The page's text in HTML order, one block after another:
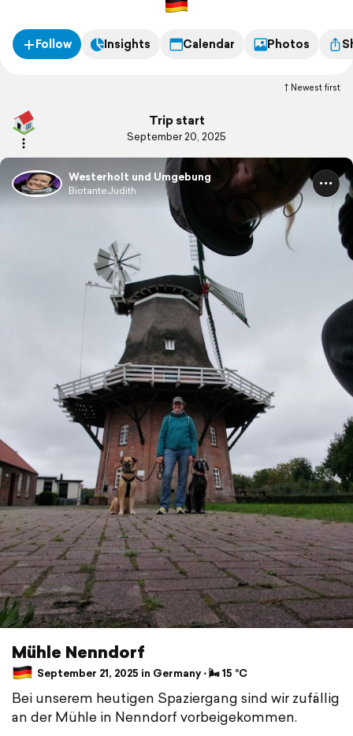
Follow Insights Calendar Photos
Newest first
Trip start
September 20, 2025
Westerholt und Umgebung
BiotanteJudith
Mühle Nenndorf
September 21, 2025 in Germany ⋅ 🌬 15 °C
Bei unserem heutigen Spaziergang sind wir zufällig
an der Mühle in Nenndorf vorbeigekommen.